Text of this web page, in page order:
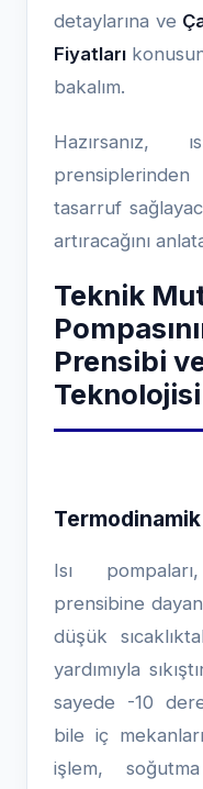
detaylarına ve
Fiyatları
bakalım.
Hazırsanız,
tasarruf
artıracağını
Teknik
Prensibi
Teknolojisi
Termodinamik
Isı
prensibine
düşük
yardımıyla
sayede -10
bile iç
işlem,